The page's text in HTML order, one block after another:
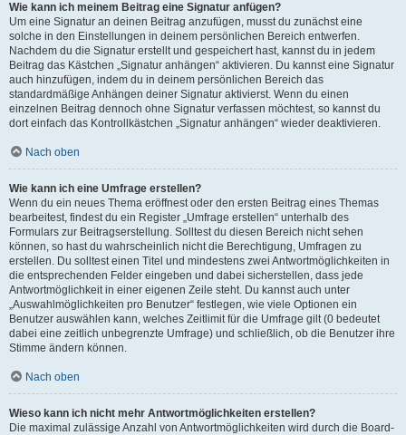
Wie kann ich meinem Beitrag eine Signatur anfügen?
Um eine Signatur an deinen Beitrag anzufügen, musst du zunächst eine
solche in den Einstellungen in deinem persönlichen Bereich entwerfen.
Nachdem du die Signatur erstellt und gespeichert hast, kannst du in jedem
Beitrag das Kästchen „Signatur anhängen“ aktivieren. Du kannst eine Signatur
auch hinzufügen, indem du in deinem persönlichen Bereich das
standardmäßige Anhängen deiner Signatur aktivierst. Wenn du einen
einzelnen Beitrag dennoch ohne Signatur verfassen möchtest, so kannst du
dort einfach das Kontrollkästchen „Signatur anhängen“ wieder deaktivieren.
Nach oben
Wie kann ich eine Umfrage erstellen?
Wenn du ein neues Thema eröffnest oder den ersten Beitrag eines Themas
bearbeitest, findest du ein Register „Umfrage erstellen“ unterhalb des
Formulars zur Beitragserstellung. Solltest du diesen Bereich nicht sehen
können, so hast du wahrscheinlich nicht die Berechtigung, Umfragen zu
erstellen. Du solltest einen Titel und mindestens zwei Antwortmöglichkeiten in
die entsprechenden Felder eingeben und dabei sicherstellen, dass jede
Antwortmöglichkeit in einer eigenen Zeile steht. Du kannst auch unter
„Auswahlmöglichkeiten pro Benutzer“ festlegen, wie viele Optionen ein
Benutzer auswählen kann, welches Zeitlimit für die Umfrage gilt (0 bedeutet
dabei eine zeitlich unbegrenzte Umfrage) und schließlich, ob die Benutzer ihre
Stimme ändern können.
Nach oben
Wieso kann ich nicht mehr Antwortmöglichkeiten erstellen?
Die maximal zulässige Anzahl von Antwortmöglichkeiten wird durch die Board-